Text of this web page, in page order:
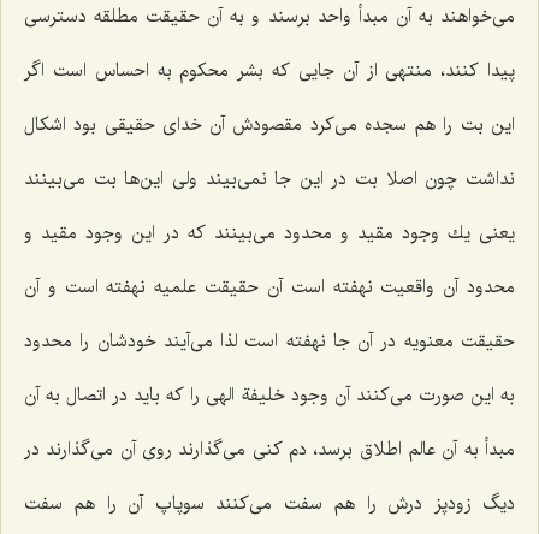
می‌خواهند به آن مبدأ واحد برسند و به آن حقیقت مطلقه دسترسی
پیدا كنند، منتهی از آن جایی كه بشر محكوم به احساس است اگر
این بت را هم سجده می‌كرد مقصودش آن خدای حقیقی بود اشكال
نداشت چون اصلا بت در این جا نمی‌بیند ولی این‌ها بت می‌بینند
یعنی یك وجود مقید و محدود می‌بینند كه در این وجود مقید و
محدود آن واقعیت نهفته است آن حقیقت علمیه نهفته است و آن
حقیقت معنویه در آن جا نهفته است لذا می‌آیند خودشان را محدود
به این صورت می‌كنند آن وجود خلیفة الهی را كه باید در اتصال به آن
مبدأ به آن عالم اطلاق برسد، دم كنی می‌گذارند روی آن می‌گذارند در
دیگ زودپز درش را هم سفت می‌كنند سوپاپ آن را هم سفت